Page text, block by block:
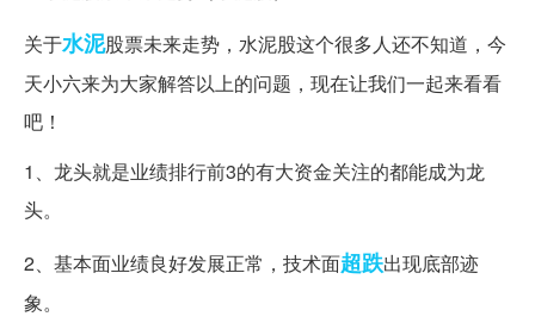
关于水泥股票未来走势，水泥股这个很多人还不知道，今
天小六来为大家解答以上的问题，现在让我们一起来看看
吧！
1、龙头就是业绩排行前3的有大资金关注的都能成为龙
头。
2、基本面业绩良好发展正常，技术面超跌出现底部迹
象。